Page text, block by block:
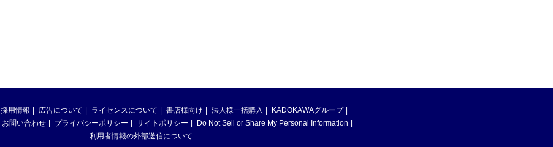
採用情報 広告について ライセンスについて 書店様向け 法人様一括購入
KADOKAWAグループ
お問い合わせ プライバシーポリシー サイトポリシー
Do Not Sell or Share My Personal Information
利用者情報の外部送信について